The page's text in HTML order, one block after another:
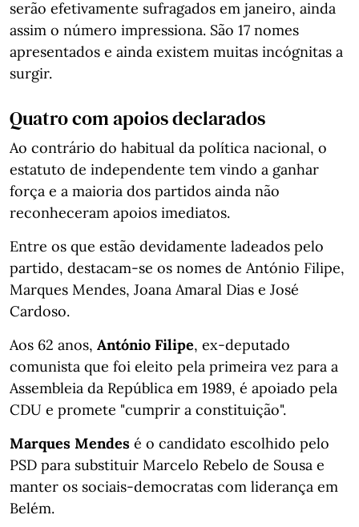
serão efetivamente sufragados em janeiro, ainda
assim o número impressiona. São 17 nomes
apresentados e ainda existem muitas incógnitas a
surgir.
Quatro com apoios declarados
Ao contrário do habitual da política nacional, o
estatuto de independente tem vindo a ganhar
força e a maioria dos partidos ainda não
reconheceram apoios imediatos.
Entre os que estão devidamente ladeados pelo
partido, destacam-se os nomes de António Filipe,
Marques Mendes, Joana Amaral Dias e José
Cardoso.
Aos 62 anos, António Filipe, ex-deputado
comunista que foi eleito pela primeira vez para a
Assembleia da República em 1989, é apoiado pela
CDU e promete "cumprir a constituição".
Marques Mendes é o candidato escolhido pelo
PSD para substituir Marcelo Rebelo de Sousa e
manter os sociais-democratas com liderança em
Belém.